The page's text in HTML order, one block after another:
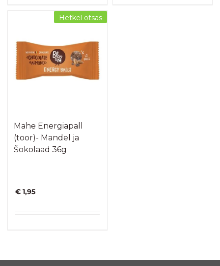
Hetkel otsas
Mahe Energiapall
(toor)- Mandel ja
Šokolaad 36g
€ 1,95